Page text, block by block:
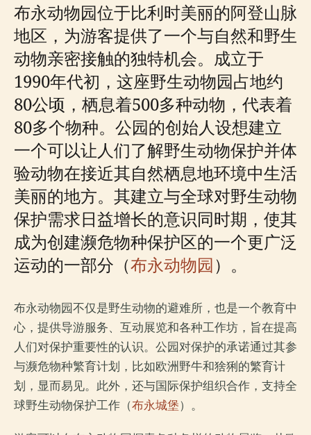
布永动物园位于比利时美丽的阿登山脉
地区，为游客提供了一个与自然和野生
动物亲密接触的独特机会。成立于
1990年代初，这座野生动物园占地约
80公顷，栖息着500多种动物，代表着
80多个物种。公园的创始人设想建立
一个可以让人们了解野生动物保护并体
验动物在接近其自然栖息地环境中生活
美丽的地方。其建立与全球对野生动物
保护需求日益增长的意识同时期，使其
成为创建濒危物种保护区的一个更广泛
运动的一部分（布永动物园）。
布永动物园不仅是野生动物的避难所，也是一个教育中
心，提供导游服务、互动展览和各种工作坊，旨在提高
人们对保护重要性的认识。公园对保护的承诺通过其参
与濒危物种繁育计划，比如欧洲野牛和猞猁的繁育计
划，显而易见。此外，还与国际保护组织合作，支持全
球野生动物保护工作（布永城堡）。